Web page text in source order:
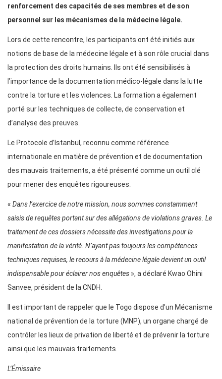
renforcement des capacités de ses membres et de son
personnel sur les mécanismes de la médecine légale.
Lors de cette rencontre, les participants ont été initiés aux
notions de base de la médecine légale et à son rôle crucial dans
la protection des droits humains. Ils ont été sensibilisés à
l’importance de la documentation médico-légale dans la lutte
contre la torture et les violences. La formation a également
porté sur les techniques de collecte, de conservation et
d’analyse des preuves.
Le Protocole d’Istanbul, reconnu comme référence
internationale en matière de prévention et de documentation
des mauvais traitements, a été présenté comme un outil clé
pour mener des enquêtes rigoureuses.
« Dans l’exercice de notre mission, nous sommes constamment
saisis de requêtes portant sur des allégations de violations graves. Le
traitement de ces dossiers nécessite des investigations pour la
manifestation de la vérité. N’ayant pas toujours les compétences
techniques requises, le recours à la médecine légale devient un outil
indispensable pour éclairer nos enquêtes », a déclaré Kwao Ohini
Sanvee, président de la CNDH.
Il est important de rappeler que le Togo dispose d’un Mécanisme
national de prévention de la torture (MNP), un organe chargé de
contrôler les lieux de privation de liberté et de prévenir la torture
ainsi que les mauvais traitements.
L’Émissaire